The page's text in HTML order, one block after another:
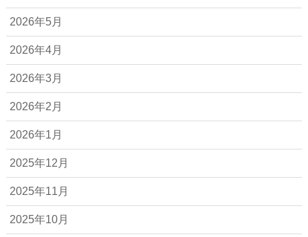
2026年5月
2026年4月
2026年3月
2026年2月
2026年1月
2025年12月
2025年11月
2025年10月